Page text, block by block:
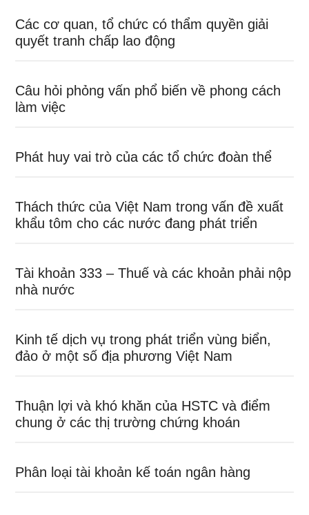
Các cơ quan, tổ chức có thẩm quyền giải
quyết tranh chấp lao động
Câu hỏi phỏng vấn phổ biến về phong cách
làm việc
Phát huy vai trò của các tổ chức đoàn thể
Thách thức của Việt Nam trong vấn đề xuất
khẩu tôm cho các nước đang phát triển
Tài khoản 333 – Thuế và các khoản phải nộp
nhà nước
Kinh tế dịch vụ trong phát triển vùng biển,
đảo ở một số địa phương Việt Nam
Thuận lợi và khó khăn của HSTC và điểm
chung ở các thị trường chứng khoán
Phân loại tài khoản kế toán ngân hàng